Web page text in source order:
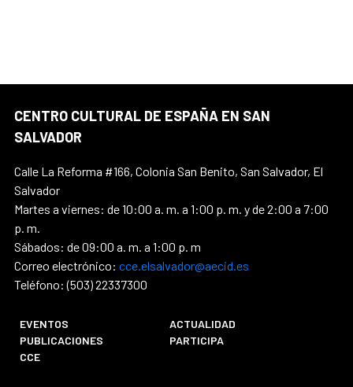
CENTRO CULTURAL DE ESPAÑA EN SAN
SALVADOR
Calle La Reforma #166, Colonia San Benito, San Salvador, El
Salvador
Martes a viernes: de 10:00 a. m. a 1:00 p. m. y de 2:00 a 7:00
p. m.
Sábados: de 09:00 a. m. a 1:00 p. m
Correo electrónico: cce.elsalvador@aecid.es
Teléfono: (503) 22337300
EVENTOS
ACTUALIDAD
PUBLICACIONES
PARTICIPA
CCE